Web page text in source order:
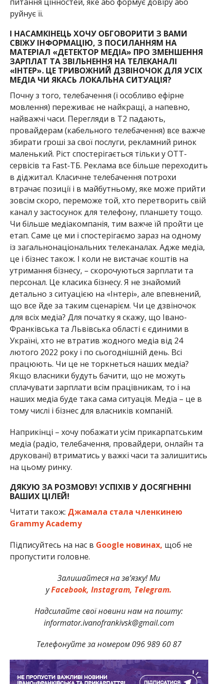
руйнує її.
І НАСАМКІНЕЦЬ ХОЧУ ОБГОВОРИТИ З ВАМИ
СВІЖУ ІНФОРМАЦІЮ, З ПОСИЛАННЯМ НА
МАТЕРІАЛ «ДЕТЕКТОР МЕДІА» ПРО ЗМЕНШЕННЯ
ЗАРПЛАТ ТА ЗВІЛЬНЕННЯ НА ТЕЛЕКАНАЛІ
«ІНТЕР». ЦЕ ТРИВОЖНИЙ ДЗВІНОЧОК ДЛЯ УСІХ
МЕДІА ЧИ ЯКАСЬ ЛОКАЛЬНА СИТУАЦІЯ?
Почну з того, телебачення (і особливо ефірне
мовлення) переживає не найкращі, а напевно,
найважчі часи. Перегляди в Т2 падають,
провайдерам (кабельного телебачення) все важче
збирати гроші за свої послуги, рекламний ринок
маленький. Ріст спостерігається тільки у ОТТ-
сервісів та Fast-ТБ. Реклама все більше переходить
в діджитал. Класичне телебачення потрохи
втрачає позиції і в майбутньому, яке може прийти
зовсім скоро, переможе той, хто перетворить свій
канал у застосунок для телефону, планшету тощо.
Чи більше медіакомпанія, тим важче їй пройти це
етап. Саме це ми і спостерігаємо зараз на одному
із загальнонаціональних телеканалах. Адже медіа,
це і бізнес також. І коли не вистачає коштів на
утримання бізнесу, – скорочуються зарплати та
персонал. Це класика бізнесу. Я не знайомий
детально з ситуацією на «Інтері», але впевнений,
що все йде за таким сценарієм. Чи це дзвіночок
для всіх медіа? Для початку я скажу, що Івано-
Франківська та Львівська області є єдиними в
Україні, хто не втратив жодного медіа від 24
лютого 2022 року і по сьогоднішній день. Всі
працюють. Чи це не торкнеться наших медіа?
Якщо власники будуть бачити, що не можуть
сплачувати зарплати всім працівникам, то і на
наших медіа буде така сама ситуація. Медіа – це в
тому числі і бізнес для власників компаній.
Наприкінці – хочу побажати усім прикарпатським
медіа (радіо, телебачення, провайдери, онлайн та
друковані) втриматись у важкі часи та залишитись
на цьому ринку.
ДЯКУЮ ЗА РОЗМОВУ! УСПІХІВ У ДОСЯГНЕННІ
ВАШИХ ЦІЛЕЙ!
Читати також: Джамала стала членкинею
Grammy Academy
Підписуйтесь на нас в Google новинах, щоб не
пропустити головне.
Залишайтеся на зв’язку! Ми
уFacebook, Instagram, Telegram.
Надсилайте свої новини нам на пошту:
informator.ivanofrankivsk@gmail.com
Телефонуйте за номером 096 989 60 87